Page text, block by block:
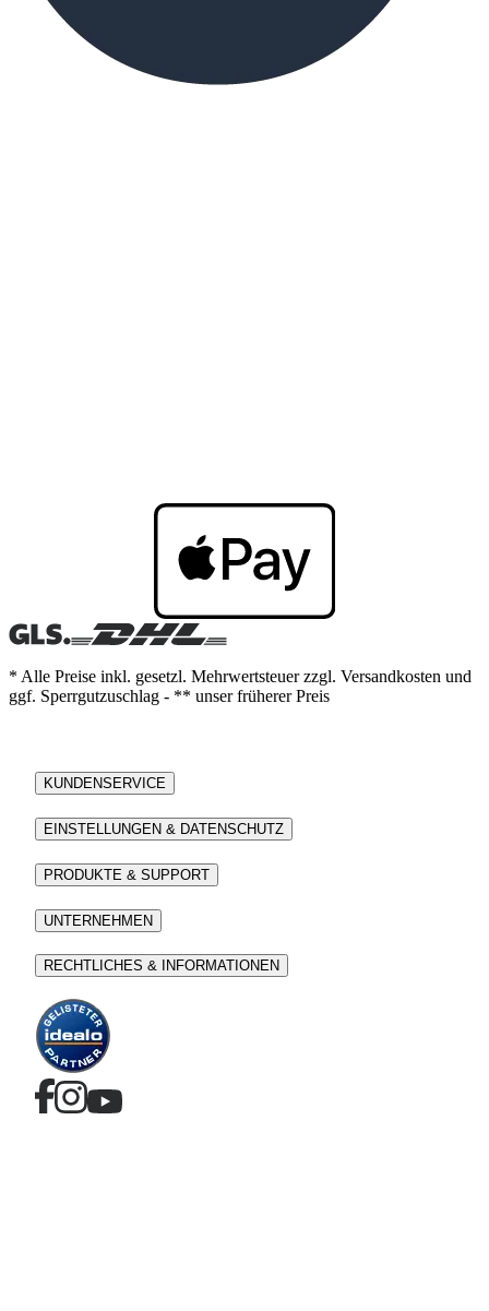
* Alle Preise inkl. gesetzl. Mehrwertsteuer zzgl. Versandkosten und
ggf. Sperrgutzuschlag - ** unser früherer Preis
KUNDENSERVICE
EINSTELLUNGEN & DATENSCHUTZ
PRODUKTE & SUPPORT
UNTERNEHMEN
RECHTLICHES & INFORMATIONEN